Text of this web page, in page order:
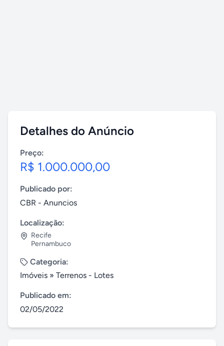
Detalhes do Anúncio
Preço:
R$ 1.000.000,00
Publicado por:
CBR - Anuncios
Localização:
Recife
Pernambuco
Categoria:
Imóveis » Terrenos - Lotes
Publicado em:
02/05/2022